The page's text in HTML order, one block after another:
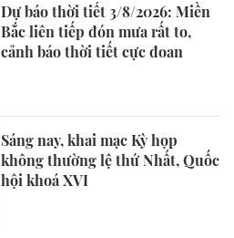
Dự báo thời tiết 3/8/2026: Miền
Bắc liên tiếp đón mưa rất to,
cảnh báo thời tiết cực đoan
Sáng nay, khai mạc Kỳ họp
không thường lệ thứ Nhất, Quốc
hội khoá XVI